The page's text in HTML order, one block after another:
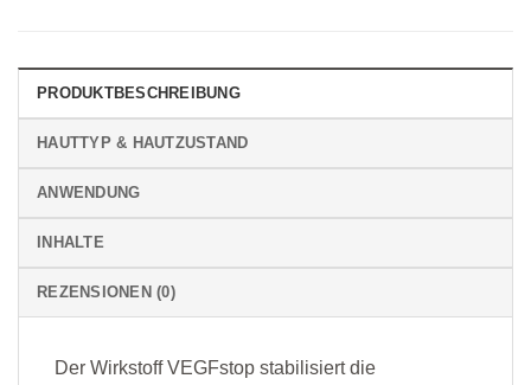
PRODUKTBESCHREIBUNG
HAUTTYP & HAUTZUSTAND
ANWENDUNG
INHALTE
REZENSIONEN (0)
Der Wirkstoff VEGFstop stabilisiert die